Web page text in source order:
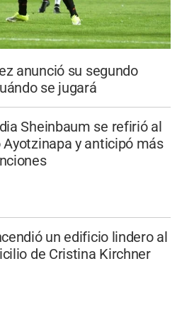
anunció su segundo
se jugará
Sheinbaum se refirió al
Ayotzinapa y anticipó más
un edificio lindero al
de Cristina Kirchner